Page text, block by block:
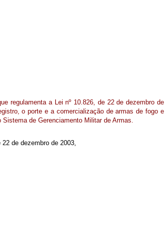
regulamenta a Lei nº 10.826, de 22 de dezembro de
o porte e a comercialização de armas de fogo e
de Gerenciamento Militar de Armas.
de dezembro de 2003,